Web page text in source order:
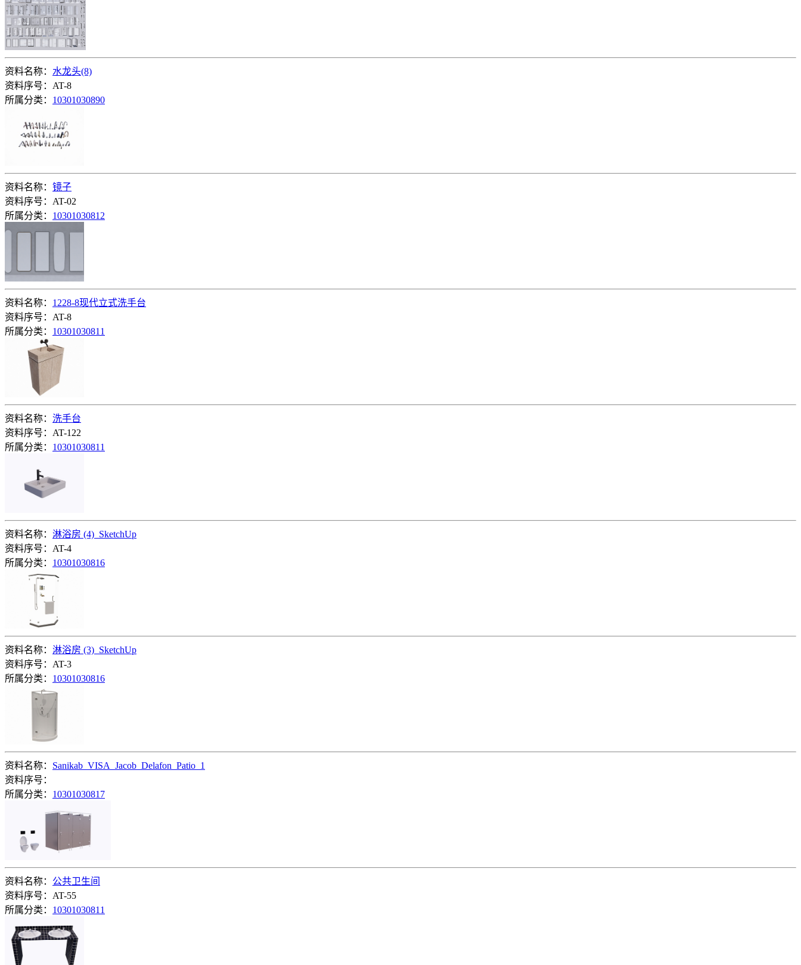
资料名称： 水龙头(8)
资料序号：AT-8
所属分类： 10301030890
资料名称： 镜子
资料序号：AT-02
所属分类： 10301030812
资料名称： 1228-8现代立式洗手台
资料序号：AT-8
所属分类： 10301030811
资料名称： 洗手台
资料序号：AT-122
所属分类： 10301030811
资料名称： 淋浴房 (4)_SketchUp
资料序号：AT-4
所属分类： 10301030816
资料名称： 淋浴房 (3)_SketchUp
资料序号：AT-3
所属分类： 10301030816
资料名称： Sanikab_VISA_Jacob_Delafon_Patio_1
资料序号：
所属分类： 10301030817
资料名称： 公共卫生间
资料序号：AT-55
所属分类： 10301030811